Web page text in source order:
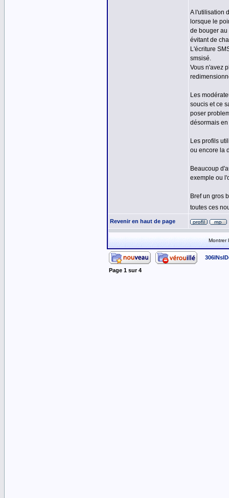
A l'utilisation
lorsque le
de bouger au
évitant de
L'écriture
smsisé.
Vous n'avez
Les
soucis et ce
poser
désormais
Les profils
ou encore la
Beaucoup
exemple ou
Bref un gros
toutes ces
Revenir en haut de page
Montrer
Page 1 sur4